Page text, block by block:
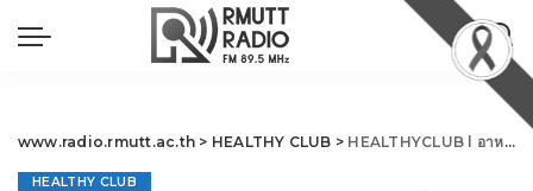
www.radio.rmutt.ac.th > HEALTHY CLUB > HEALTHYCLUB l อาหารที่ช่วยทำให้ร่างกายของคุณอุ่นขึ้น
HEALTHY CLUB